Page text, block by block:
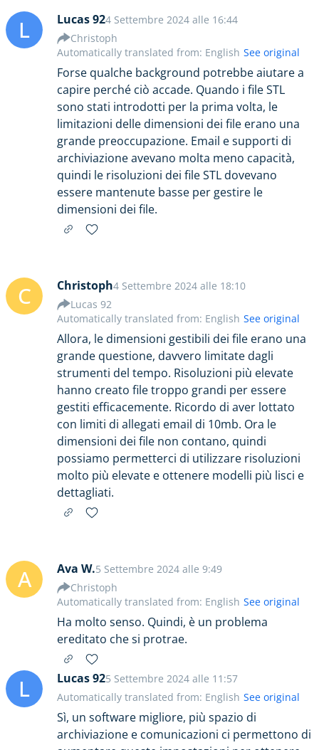
L Lucas 924 Settembre 2024 alle 16:44
Christoph
Forse qualche background potrebbe aiutare a
capire perché ciò accade. Quando i file STL
sono stati introdotti per la prima volta, le
limitazioni delle dimensioni dei file erano una
grande preoccupazione. Email e supporti di
archiviazione avevano molta meno capacità,
quindi le risoluzioni dei file STL dovevano
essere mantenute basse per gestire le
dimensioni dei file.
Automatically translated from: English See original
C Christoph4 Settembre 2024 alle 18:10
Lucas 92
Allora, le dimensioni gestibili dei file erano una
grande questione, davvero limitate dagli
strumenti del tempo. Risoluzioni più elevate
hanno creato file troppo grandi per essere
gestiti efficacemente. Ricordo di aver lottato
con limiti di allegati email di 10mb. Ora le
dimensioni dei file non contano, quindi
possiamo permetterci di utilizzare risoluzioni
molto più elevate e ottenere modelli più lisci e
dettagliati.
Automatically translated from: English See original
A Ava W.5 Settembre 2024 alle 9:49
Christoph
Ha molto senso. Quindi, è un problema
ereditato che si protrae.
Automatically translated from: English See original
L Lucas 925 Settembre 2024 alle 11:57
Sì, un software migliore, più spazio di
archiviazione e comunicazioni ci permettono di
Automatically translated from: English See original